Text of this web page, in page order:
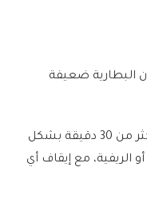
البطارية ضعيفة
ولتجديد الشحن يكفي قيادة السيارة لأكثر من 30 دقيقة بشكل
مع إيقاف أي